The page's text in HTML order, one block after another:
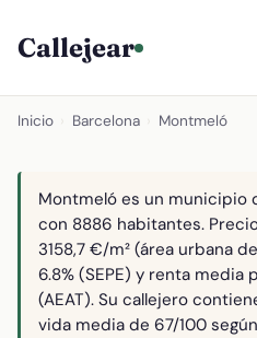
Callejear
Inicio Barcelona Montmeló
Montmeló es un municipio
con 8886 habitantes.
3158,7 €/m² (área urbana
6.8% (SEPE) y renta media
(AEAT). Su callejero
vida media de 67/100